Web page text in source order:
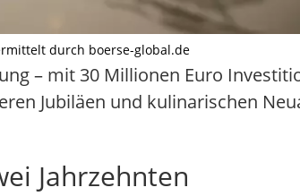
durch boerse-global.de
– mit 30 Millionen Euro
Jubiläen und kulinarischen
Jahrzehnten